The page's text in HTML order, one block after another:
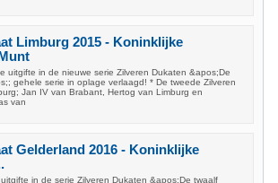
Limburg 2015 - Koninklijke
uitgifte in de nieuwe serie Zilveren Dukaten &apos;De
gehele serie in oplage verlaagd! * De tweede Zilveren
Jan IV van Brabant, Hertog van Limburg en
van
Gelderland 2016 - Koninklijke
in de serie Zilveren Dukaten &apos;De twaalf